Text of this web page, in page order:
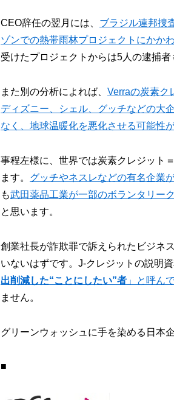
CEO辞任の翌月には、 ブラジル連邦捜
ゾンでの熱帯雨林プロジェクトにかか
受けたプロジェクトからは5人の逮捕者
また別の分析によれば、 Verraの炭素ク
ディズニー、シェル、グッチなどの大
なく、地球温暖化を悪化させる可能性
事程左様に、世界では炭素クレジット
ます。 グッチやネスレなどの有名企業
も武田薬品工業が一部のボランタリー
と思います。
創業社長が詐欺罪で訴えられたビジネ
いないはずです。J-クレジットの説明
出削減した“ことにしたい”者 」と呼ん
ません。
グリーンウォッシュに手を染める日本
■